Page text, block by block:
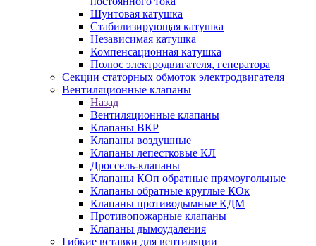
Шунтовая катушка
Стабилизирующая катушка
Независимая катушка
Компенсационная катушка
Полюс электродвигателя, генератора
Секции статорных обмоток электродвигателя
Вентиляционные клапаны
Назад
Вентиляционные клапаны
Клапаны ВКР
Клапаны воздушные
Клапаны лепестковые КЛ
Дроссель-клапаны
Клапаны КОп обратные прямоугольные
Клапаны обратные круглые КОк
Клапаны противодымные КДМ
Противопожарные клапаны
Клапаны дымоудаления
Гибкие вставки для вентиляции